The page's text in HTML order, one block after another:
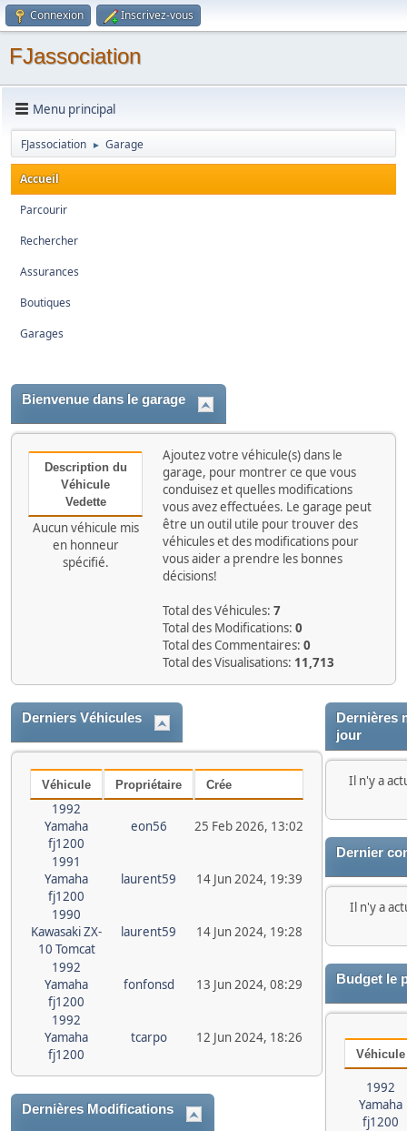
Connexion Inscrivez-vous
FJassociation
Menu principal
FJassociation ► Garage
Accueil
Parcourir
Rechercher
Assurances
Boutiques
Garages
Bienvenue dans le garage
Description du
Véhicule
Vedette
Aucun véhicule mis
en honneur
spécifié.
Ajoutez votre véhicule(s) dans le
garage, pour montrer ce que vous
conduisez et quelles modifications
vous avez effectuées. Le garage peut
être un outil utile pour trouver des
véhicules et des modifications pour
vous aider a prendre les bonnes
décisions!
Total des Véhicules: 7
Total des Modifications: 0
Total des Commentaires: 0
Total des Visualisations: 11,713
Derniers Véhicules
Véhicule Propriétaire Crée
1992
Yamaha
fj1200
eon56 25 Feb 2026, 13:02
1991
Yamaha
fj1200
laurent59 14 Jun 2024, 19:39
1990
Kawasaki ZX-
10 Tomcat
laurent59 14 Jun 2024, 19:28
1992
Yamaha
fj1200
fonfonsd 13 Jun 2024, 08:29
1992
Yamaha
fj1200
tcarpo 12 Jun 2024, 18:26
Dernières Modifications
Dernières
jour
Il n'y a
Dernier
Il n'y a
Budget le
Véhicule
1992
Yamaha
fj1200